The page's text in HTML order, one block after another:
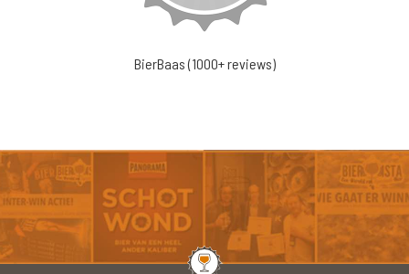
BierBaas (1000+ reviews)